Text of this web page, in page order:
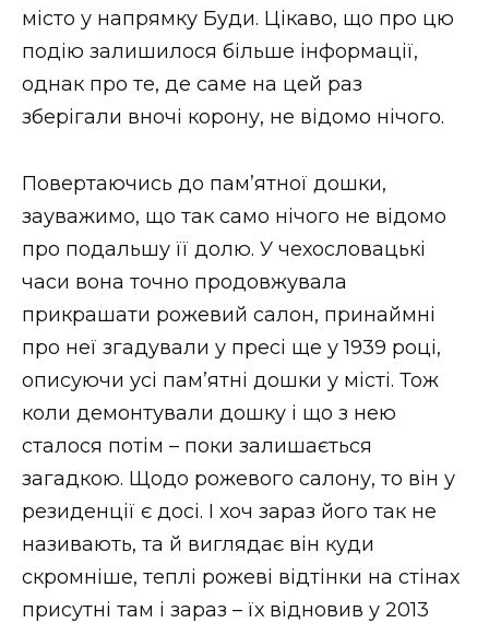
місто у напрямку Буди. Цікаво, що про цю
подію залишилося більше інформації,
однак про те, де саме на цей раз
зберігали вночі корону, не відомо нічого.
Повертаючись до пам’ятної дошки,
зауважимо, що так само нічого не відомо
про подальшу її долю. У чехословацькі
часи вона точно продовжувала
прикрашати рожевий салон, принаймні
про неї згадували у пресі ще у 1939 році,
описуючи усі пам’ятні дошки у місті. Тож
коли демонтували дошку і що з нею
сталося потім – поки залишається
загадкою. Щодо рожевого салону, то він у
резиденції є досі. І хоч зараз його так не
називають, та й виглядає він куди
скромніше, теплі рожеві відтінки на стінах
присутні там і зараз – їх відновив у 2013